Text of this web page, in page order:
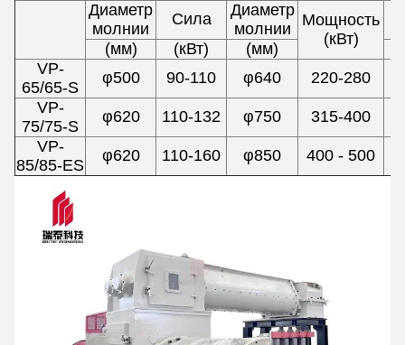
Диаметр
молнии
Сила
Диаметр
молнии
Мощность
(кВт)
(мм) (кВт)
(мм)
VP-
65/65-S
φ500 90-110 φ640
220-280
VP-
75/75-S
φ620 110-132 φ750
315-400
VP-
85/85-ES
φ620 110-160 φ850 400 - 500